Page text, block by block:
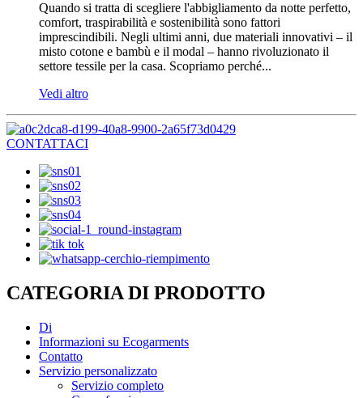
Quando si tratta di scegliere l'abbigliamento da notte perfetto,
comfort, traspirabilità e sostenibilità sono fattori
imprescindibili. Negli ultimi anni, due materiali innovativi – il
misto cotone e bambù e il modal – hanno rivoluzionato il
settore tessile per la casa. Scopriamo perché...
Vedi altro
CONTATTACI
CATEGORIA DI PRODOTTO
Di
Informazioni su Ecogarments
Contatto
Servizio personalizzato
Servizio completo